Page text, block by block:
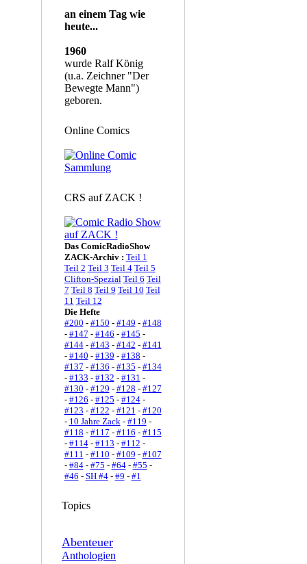
an einem Tag wie
heute...
1960
wurde Ralf König
(u.a. Zeichner "Der
Bewegte Mann")
geboren.
Online Comics
CRS auf ZACK !
Das ComicRadioShow
ZACK-Archiv : Teil 1
Teil 2 Teil 3 Teil 4 Teil 5
Clifton-Spezial Teil 6 Teil
7 Teil 8 Teil 9 Teil 10 Teil
11 Teil 12
Die Hefte
#200 - #150 - #149 - #148
- #147 - #146 - #145 -
#144- #143 - #142 - #141
- #140 - #139 - #138 -
#137 - #136 - #135 - #134
- #133 - #132 - #131 -
#130 - #129 - #128 - #127
- #126 - #125 - #124-
#123 - #122 - #121 - #120
- 10 Jahre Zack- #119 -
#118 - #117 - #116 - #115
- #114- #113 - #112 -
#111 - #110 - #109 - #107
- #84- #75 - #64- #55 -
#46 - SH #4- #9 - #1
Topics
Abenteuer
Anthologien